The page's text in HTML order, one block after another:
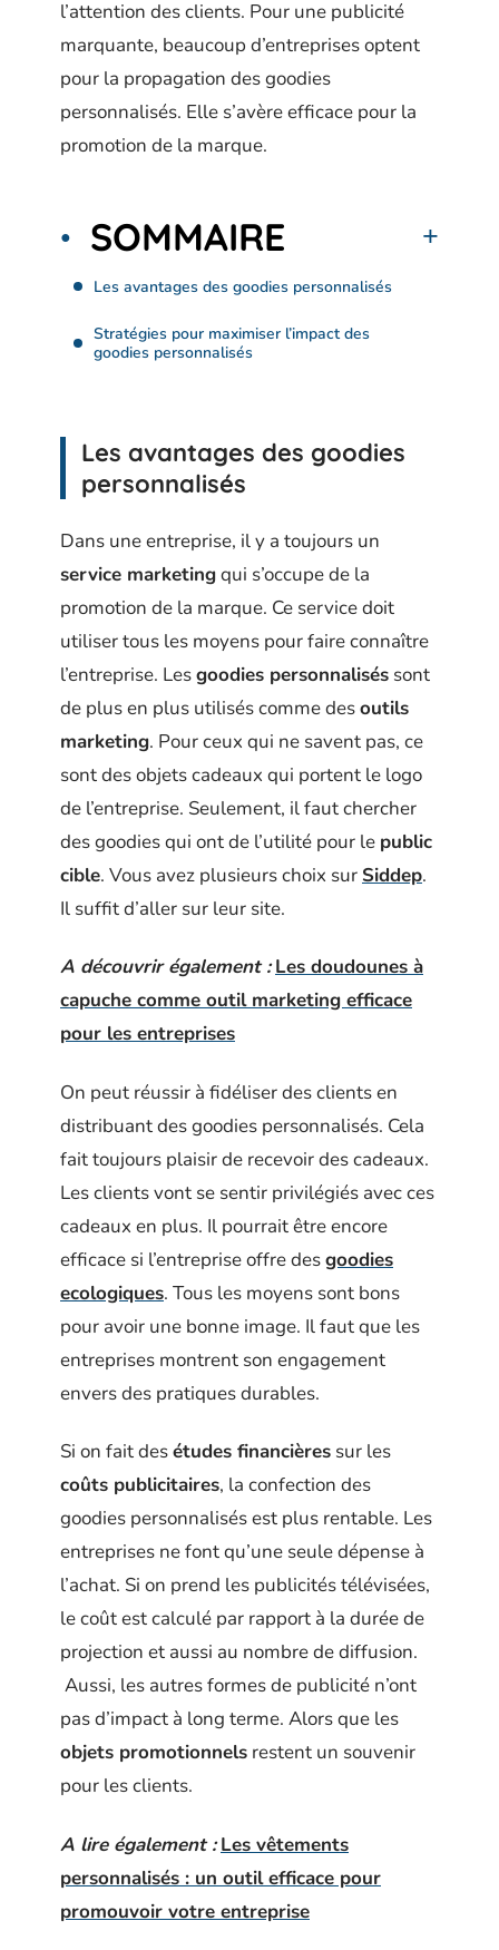
l’attention des clients. Pour une publicité
marquante, beaucoup d’entreprises optent
pour la propagation des goodies
personnalisés. Elle s’avère efficace pour la
promotion de la marque.
SOMMAIRE
Les avantages des goodies personnalisés
Stratégies pour maximiser l’impact des
goodies personnalisés
Les avantages des goodies
personnalisés
Dans une entreprise, il y a toujours un
service marketingqui s’occupe de la
promotion de la marque. Ce service doit
utiliser tous les moyens pour faire connaître
l’entreprise. Lesgoodies personnalisés sont
de plus en plus utilisés comme desoutils
marketing. Pour ceux qui ne savent pas, ce
sont des objets cadeaux qui portent le logo
de l’entreprise. Seulement, il faut chercher
des goodies qui ont de l’utilité pour le public
cible. Vous avez plusieurs choix sur Siddep.
Il suffit d’aller sur leur site.
A découvrir également : Les doudounes à
capuche comme outil marketing efficace
pour les entreprises
On peut réussir à fidéliser des clients en
distribuant des goodies personnalisés. Cela
fait toujours plaisir de recevoir des cadeaux.
Les clients vont se sentir privilégiés avec ces
cadeaux en plus. Il pourrait être encore
efficace si l’entreprise offre desgoodies
ecologiques. Tous les moyens sont bons
pour avoir une bonne image. Il faut que les
entreprises montrent son engagement
envers des pratiques durables.
Si on fait desétudes financières sur les
coûts publicitaires, la confection des
goodies personnalisés est plus rentable. Les
entreprises ne font qu’une seule dépense à
l’achat. Si on prend les publicités télévisées,
le coût est calculé par rapport à la durée de
projection et aussi au nombre de diffusion.
Aussi, les autres formes de publicité n’ont
pas d’impact à long terme. Alors que les
objets promotionnels restent un souvenir
pour les clients.
A lire également : Les vêtements
personnalisés : un outil efficace pour
promouvoir votre entreprise